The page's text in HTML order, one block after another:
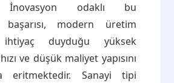
İnovasyon odaklı bu
başarısı, modern üretim
ihtiyaç duyduğu yüksek
ve düşük maliyet yapısını
eritmektedir. Sanayi tipi